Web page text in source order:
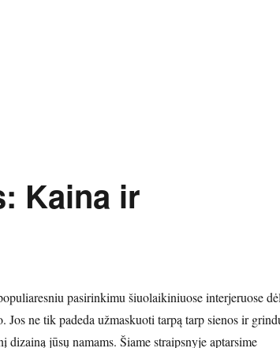
Kaina ir
pasirinkimu šiuolaikiniuose interjeruose
ne tik padeda užmaskuoti tarpą tarp sienos ir
jūsų namams. Šiame straipsnyje aptarsime